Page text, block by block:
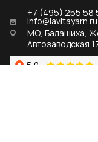
+7 (495) 255 58
info@lavitayarn.ru
МО, Балашиха,
Автозаводская